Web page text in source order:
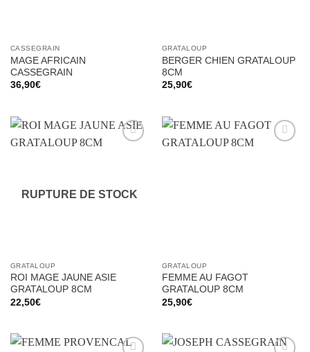
CASSEGRAIN
MAGE AFRICAIN
CASSEGRAIN
36,90€
GRATALOUP
BERGER CHIEN GRATALOUP
8CM
25,90€
RUPTURE DE STOCK
GRATALOUP
ROI MAGE JAUNE ASIE
GRATALOUP 8CM
22,50€
GRATALOUP
FEMME AU FAGOT
GRATALOUP 8CM
25,90€